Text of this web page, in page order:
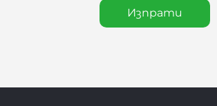
Изпрати